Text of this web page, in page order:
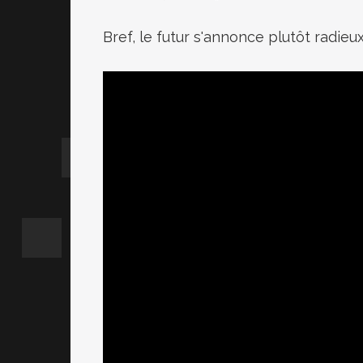
Bref, le futur s'annonce plutôt